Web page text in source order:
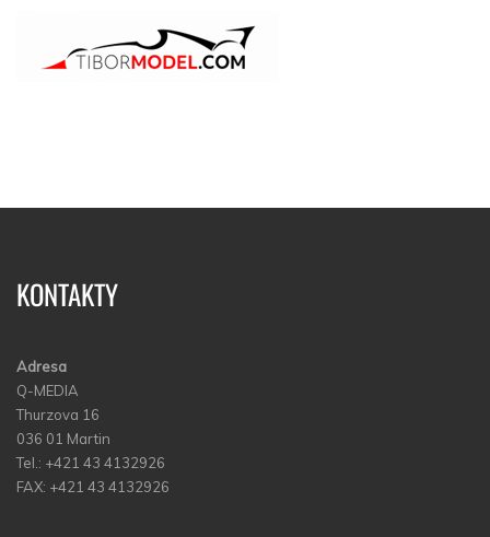
KONTAKTY
Adresa
Q-MEDIA
Thurzova 16
036 01 Martin
Tel.: +421 43 4132926
FAX: +421 43 4132926